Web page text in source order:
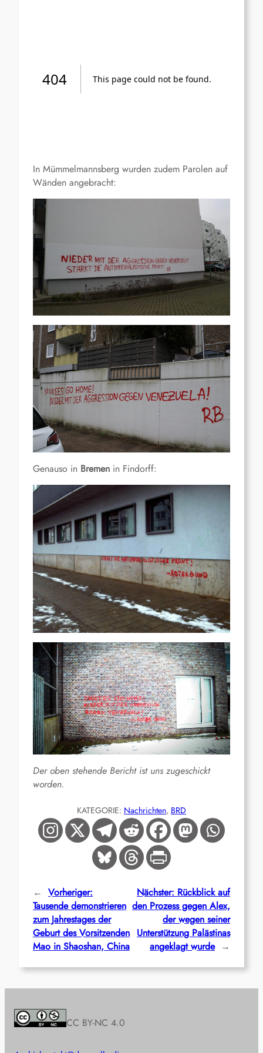
In Mümmelmannsberg wurden zudem Parolen auf
Wänden angebracht:
Genauso in Bremen in Findorff:
Der oben stehende Bericht ist uns zugeschickt
worden.
KATEGORIE: Nachrichten, BRD
← Vorheriger:
Tausende demonstrieren
zum Jahrestages der
Geburt des Vorsitzenden
Mao in Shaoshan, China
Nächster: Rückblick auf
den Prozess gegen Alex,
der wegen seiner
Unterstützung Palästinas
angeklagt wurde →
CC BY-NC 4.0